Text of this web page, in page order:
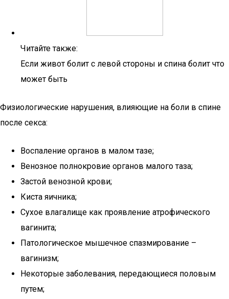
Читайте также:
Если живот болит с левой стороны и спина болит что
может быть
Физиологические нарушения, влияющие на боли в спине
после секса:
Воспаление органов в малом тазе;
Венозное полнокровие органов малого таза;
Застой венозной крови;
Киста яичника;
Сухое влагалище как проявление атрофического
вагинита;
Патологическое мышечное спазмирование –
вагинизм;
Некоторые заболевания, передающиеся половым
путем;